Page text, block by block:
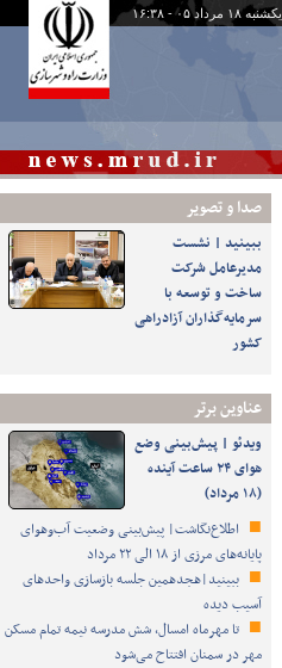
یکشنبه ۱۸ مرداد ۰۵ - ۱۶:۳۸
صدا و تصوير
ببینید | نشست
مدیرعامل شرکت
ساخت و توسعه با
سرمایه‌گذاران آزادراهی
کشور
عناوین برتر
ویدئو | پیش‌بینی وضع
هوای ۲۴ ساعت آینده
(۱۸ مرداد)
اطلاع‌نگاشت| پیش‌بینی وضعیت آب‌وهوای
پایانه‌های مرزی از ۱۸ الی ۲۲ مرداد
ببینید|هجدهمین جلسه بازسازی واحدهای
آسیب دیده
تا مهرماه امسال، شش مدرسه نیمه تمام مسکن
مهر در سمنان افتتاح می‌شود